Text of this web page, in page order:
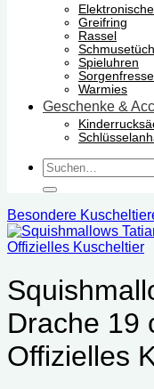
Greifring
Rassel
Spieluhren
Warmies
Geschenke &
Suchen
nach:
Besondere
Drache 19
Offizielles